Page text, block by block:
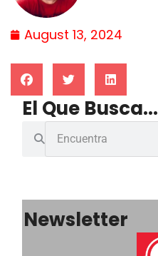
August 13, 2024
El Que Busca...
Newsletter